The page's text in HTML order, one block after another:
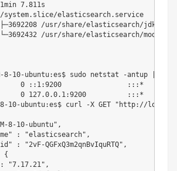
7.811s
system.slice/elasticsearch.service
/usr/share/elasticsearch/jdk/
/usr/share/elasticsearch/
8-10-ubuntu:es$ sudo netstat -antup
0 ::1:9200                :::*
0 127.0.0.1:9200          :::*
8-10-ubuntu:es$ curl -X GET
"http://
8-10-ubuntu" ,
: "elasticsearch" ,
: "2vF-QGFxQ3m2qnBvIquRTQ" ,
{
: "7.17.21" ,